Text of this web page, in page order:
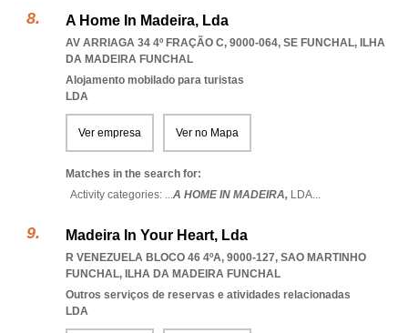
A Home In Madeira, Lda
AV ARRIAGA 34 4º FRAÇÃO C, 9000-064, SE FUNCHAL, ILHA
DA MADEIRA FUNCHAL
Alojamento mobilado para turistas
LDA
Ver empresa Ver no Mapa
Matches in the search for:
Activity categories: ...A HOME IN MADEIRA, LDA...
Madeira In Your Heart, Lda
R VENEZUELA BLOCO 46 4ºA, 9000-127, SAO MARTINHO
FUNCHAL, ILHA DA MADEIRA FUNCHAL
Outros serviços de reservas e atividades relacionadas
LDA